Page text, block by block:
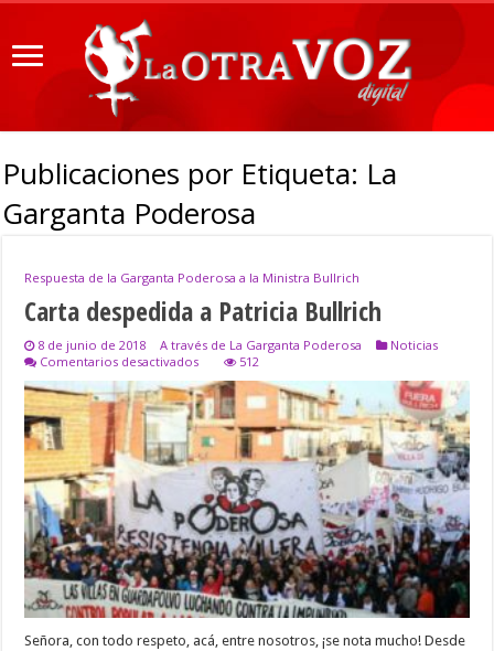
Publicaciones por Etiqueta: La
Garganta Poderosa
Respuesta de la Garganta Poderosa a la Ministra Bullrich
Carta despedida a Patricia Bullrich
8 de junio de 2018 A través de La Garganta Poderosa
Noticias
Comentarios desactivadosen
Carta
despedida
a
Patricia
Bullrich
512
Señora, con todo respeto, acá, entre nosotros, ¡se nota mucho! Desde